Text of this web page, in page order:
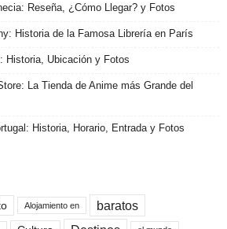
Reseña, ¿Cómo Llegar? y Fotos
Historia de la Famosa Librería en París
Historia, Ubicación y Fotos
La Tienda de Anime más Grande del
Historia, Horario, Entrada y Fotos
Alojamiento en baratos